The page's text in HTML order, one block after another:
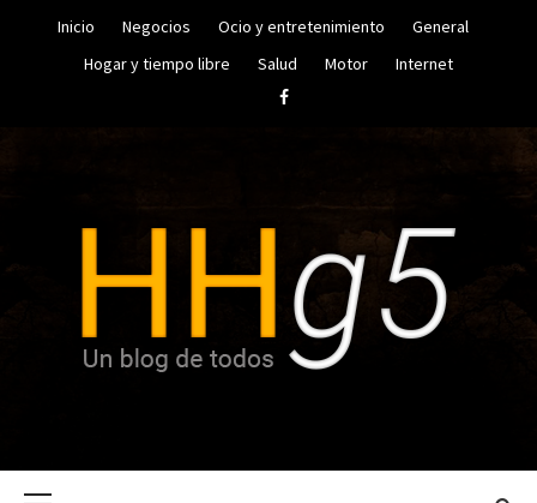
Inicio Negocios Ocio y entretenimiento
General
Hogar y tiempo libre
Salud Motor
Internet
Facebook